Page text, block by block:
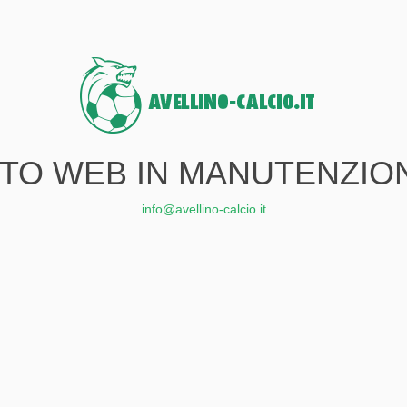
WEB IN
info@avellino-calcio.it